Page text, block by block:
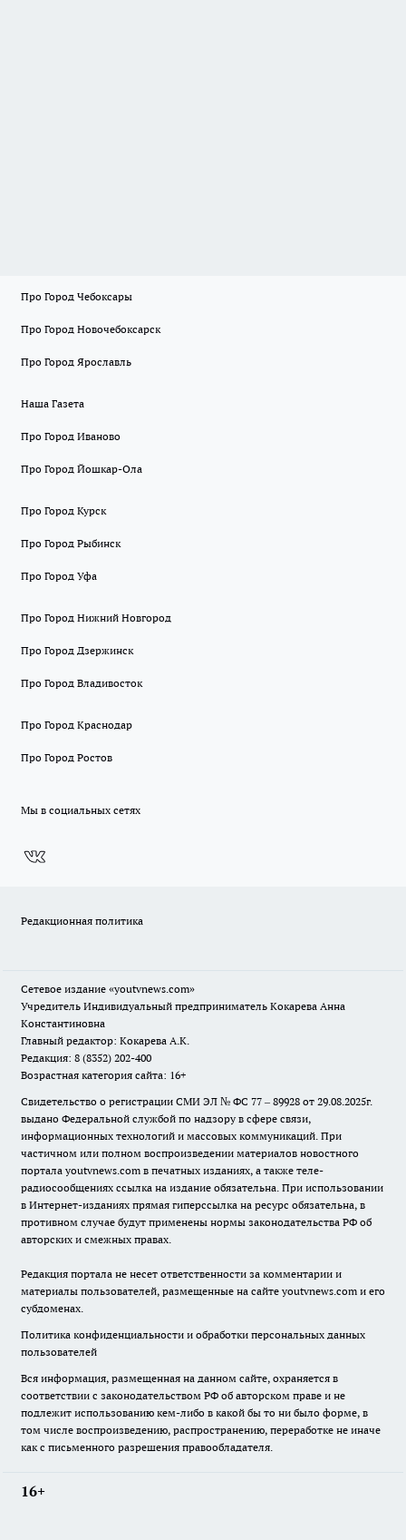
Про Город Чебоксары
Про Город Новочебоксарск
Про Город Ярославль
Наша Газета
Про Город Иваново
Про Город Йошкар-Ола
Про Город Курск
Про Город Рыбинск
Про Город Уфа
Про Город Нижний Новгород
Про Город Дзержинск
Про Город Владивосток
Про Город Краснодар
Про Город Ростов
Мы в социальных сетях
Редакционная политика
Сетевое издание «youtvnews.com»
Учредитель Индивидуальный предприниматель Кокарева Анна
Константиновна
Главный редактор: Кокарева А.К.
Редакция: 8 (8352) 202-400
Возрастная категория сайта: 16+
Свидетельство о регистрации СМИ ЭЛ № ФС 77 – 89928 от 29.08.2025г.
выдано Федеральной службой по надзору в сфере связи,
информационных технологий и массовых коммуникаций. При
частичном или полном воспроизведении материалов новостного
портала youtvnews.com в печатных изданиях, а также теле-
радиосообщениях ссылка на издание обязательна. При использовании
в Интернет-изданиях прямая гиперссылка на ресурс обязательна, в
противном случае будут применены нормы законодательства РФ об
авторских и смежных правах.
Редакция портала не несет ответственности за комментарии и
материалы пользователей, размещенные на сайте youtvnews.com и его
субдоменах.
Политика конфиденциальности и обработки персональных данных
пользователей
Вся информация, размещенная на данном сайте, охраняется в
соответствии с законодательством РФ об авторском праве и не
подлежит использованию кем-либо в какой бы то ни было форме, в
том числе воспроизведению, распространению, переработке не иначе
как с письменного разрешения правообладателя.
16+